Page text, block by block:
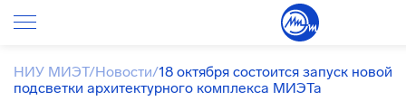
НИУ МИЭТ/Новости/18 октября состоится запуск новой
подсветки архитектурного комплекса МИЭТа